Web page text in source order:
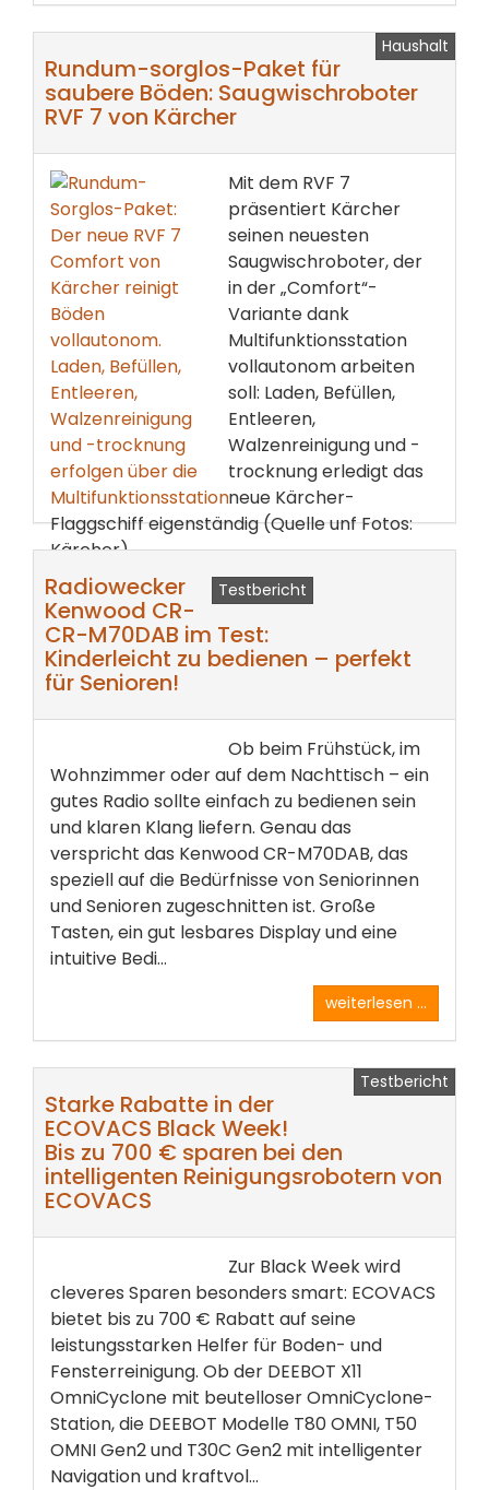
Haushalt
Rundum-sorglos-Paket für
saubere Böden: Saugwischroboter
RVF 7 von Kärcher
Mit dem RVF 7
präsentiert Kärcher
seinen neuesten
Saugwischroboter, der
in der „Comfort“-
Variante dank
Multifunktionsstation
vollautonom arbeiten
soll: Laden, Befüllen,
Entleeren,
Walzenreinigung und -
trocknung erledigt das
neue Kärcher-
Flaggschiff eigenständig (Quelle unf Fotos:
Kärcher).
Testbericht
Radiowecker
Kenwood CR-
CR-M70DAB im Test:
Kinderleicht zu bedienen – perfekt
für Senioren!
Ob beim Frühstück, im
Wohnzimmer oder auf dem Nachttisch – ein
gutes Radio sollte einfach zu bedienen sein
und klaren Klang liefern. Genau das
verspricht das Kenwood CR-M70DAB, das
speziell auf die Bedürfnisse von Seniorinnen
und Senioren zugeschnitten ist. Große
Tasten, ein gut lesbares Display und eine
intuitive Bedi...
weiterlesen ...
Testbericht
Starke Rabatte in der
ECOVACS Black Week!
Bis zu 700 € sparen bei den
intelligenten Reinigungsrobotern von
ECOVACS
Zur Black Week wird
cleveres Sparen besonders smart: ECOVACS
bietet bis zu 700 € Rabatt auf seine
leistungsstarken Helfer für Boden- und
Fensterreinigung. Ob der DEEBOT X11
OmniCyclone mit beutelloser OmniCyclone-
Station, die DEEBOT Modelle T80 OMNI, T50
OMNI Gen2 und T30C Gen2 mit intelligenter
Navigation und kraftvol...